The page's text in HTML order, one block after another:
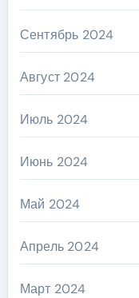
Сентябрь 2024
Август 2024
Июль 2024
Июнь 2024
Май 2024
Апрель 2024
Март 2024